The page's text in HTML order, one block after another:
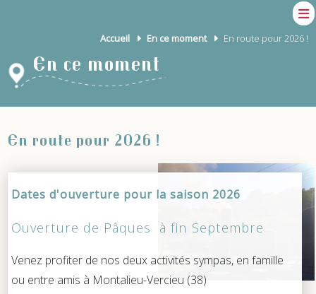
Accueil En ce moment En route pour 2026 !
En ce moment
En route pour 2026 !
Dates d'ouverture pour la saison 2026
Ouverture de Pâques à fin Septembre
Venez profiter de nos deux activités sympas, en famille
ou entre amis à Montalieu-Vercieu (38)